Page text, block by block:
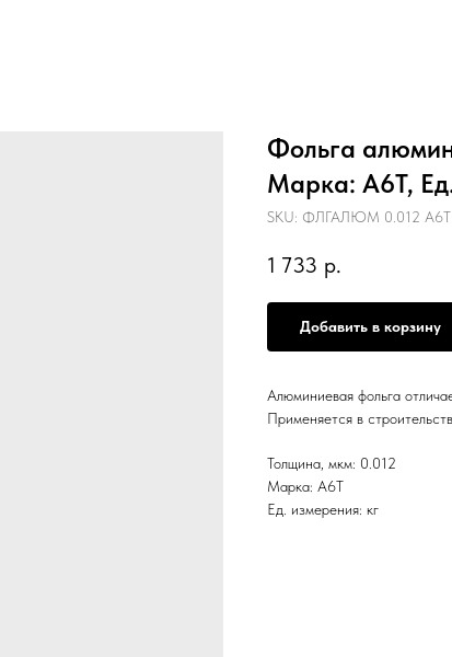
Фольга
Марка: А6Т,
SKU: ФЛГАЛЮМ 0.012 А6Т
1 733 р.
Добавить в корзину
Алюминиевая фольга
Применяется в
Толщина, мкм: 0.012
Марка: А6Т
Ед. измерения: кг